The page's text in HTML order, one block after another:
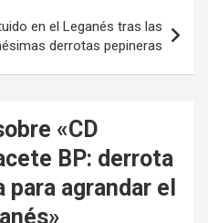
en el Leganés tras las
derrotas pepineras
«CD
BP: derrota
agrandar el
»